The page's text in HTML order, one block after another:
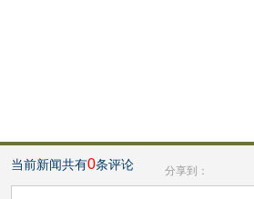
当前新闻共有0条评论 分享到：